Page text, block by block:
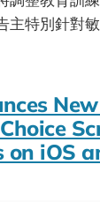
特別針對敏
on iOS